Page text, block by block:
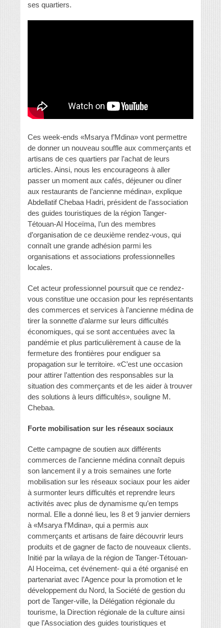
ses quartiers.
Ces week-ends «Msarya f’Mdina» vont permettre
de donner un nouveau souffle aux commerçants et
artisans de ces quartiers par l’achat de leurs
articles. Ainsi, nous les encourageons à aller
passer un moment aux cafés, déjeuner ou dîner
aux restaurants de l’ancienne médina», explique
Abdellatif Chebaa Hadri, président de l’association
des guides touristiques de la région Tanger-
Tétouan-Al Hoceïma, l’un des membres
d’organisation de ce deuxième rendez-vous, qui
connaît une grande adhésion parmi les
organisations et associations professionnelles
locales.
Cet acteur professionnel poursuit que ce rendez-
vous constitue une occasion pour les représentants
des commerces et services à l’ancienne médina de
tirer la sonnette d’alarme sur leurs difficultés
économiques, qui se sont accentuées avec la
pandémie et plus particulièrement à cause de la
fermeture des frontières pour endiguer sa
propagation sur le territoire. «C’est une occasion
pour attirer l’attention des responsables sur la
situation des commerçants et de les aider à trouver
des solutions à leurs difficultés», souligne M.
Chebaa.
Forte mobilisation sur les réseaux sociaux
Cette campagne de soutien aux différents
commerces de l’ancienne médina connaît depuis
son lancement il y a trois semaines une forte
mobilisation sur les réseaux sociaux pour les aider
à surmonter leurs difficultés et reprendre leurs
activités avec plus de dynamisme qu’en temps
normal. Elle a donné lieu, les 8 et 9 janvier derniers
à «Msarya f’Mdina», qui a permis aux
commerçants et artisans de faire découvrir leurs
produits et de gagner de facto de nouveaux clients.
Initié par la wilaya de la région de Tanger-Tétouan-
Al Hoceima, cet événement- qui a été organisé en
partenariat avec l’Agence pour la promotion et le
développement du Nord, la Société de gestion du
port de Tanger-ville, la Délégation régionale du
tourisme, la Direction régionale de la culture ainsi
que l’Association des guides touristiques et